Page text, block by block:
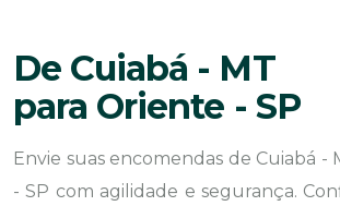
De Cuiabá - MT
para Oriente - SP
Envie suas encomendas de Cuiabá -
- SP com agilidade e segurança.